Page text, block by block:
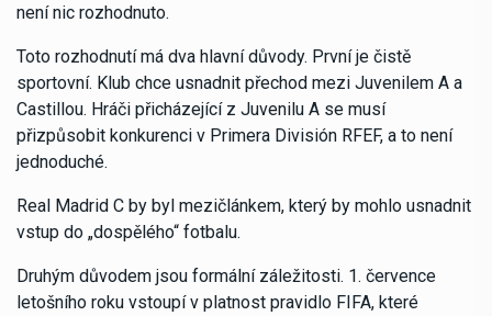
není nic rozhodnuto.
Toto rozhodnutí má dva hlavní důvody. První je čistě
sportovní. Klub chce usnadnit přechod mezi Juvenilem A a
Castillou. Hráči přicházející z Juvenilu A se musí
přizpůsobit konkurenci v Primera División RFEF, a to není
jednoduché.
Real Madrid C by byl mezičlánkem, který by mohlo usnadnit
vstup do „dospělého“ fotbalu.
Druhým důvodem jsou formální záležitosti. 1. července
letošního roku vstoupí v platnost pravidlo FIFA, které